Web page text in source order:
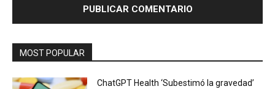
MOST POPULAR
ChatGPT Health ‘Subestimó la gravedad’